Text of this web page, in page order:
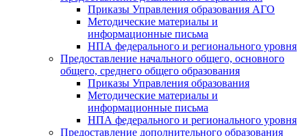
Приказы Управления образования АГО
Методические материалы и
информационные письма
НПА федерального и регионального уровня
Предоставление начального общего, основного
общего, среднего общего образования
Приказы Управления образования
Методические материалы и
информационные письма
НПА федерального и регионального уровня
Предоставление дополнительного образования